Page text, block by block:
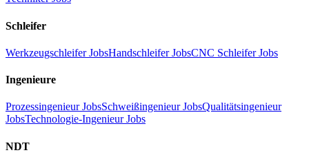
Schleifer
Werkzeugschleifer JobsHandschleifer JobsCNC Schleifer Jobs
Ingenieure
Prozessingenieur JobsSchweißingenieur JobsQualitätsingenieur
JobsTechnologie-Ingenieur Jobs
NDT